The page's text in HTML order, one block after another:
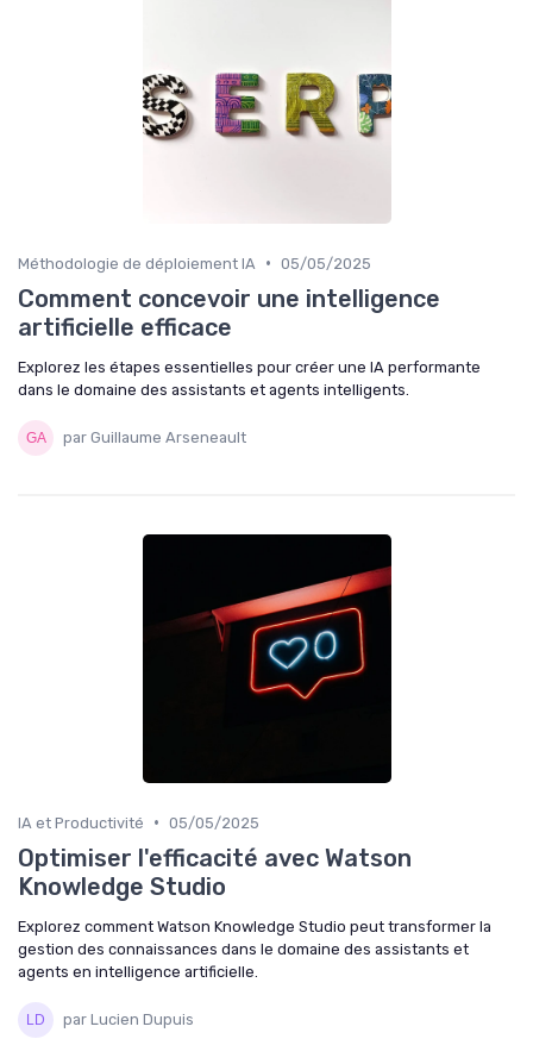
Méthodologie de déploiement IA • 05/05/2025
Comment concevoir une intelligence
artificielle efficace
Explorez les étapes essentielles pour créer une IA performante
dans le domaine des assistants et agents intelligents.
par Guillaume Arseneault
IA et Productivité • 05/05/2025
Optimiser l'efficacité avec Watson
Knowledge Studio
Explorez comment Watson Knowledge Studio peut transformer la
gestion des connaissances dans le domaine des assistants et
agents en intelligence artificielle.
par Lucien Dupuis